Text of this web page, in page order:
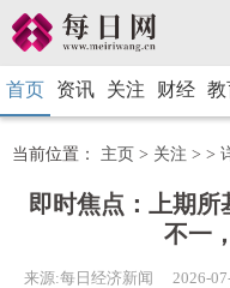
首页 资讯 关注 财经 教
当前位置： 主页 > 关注 > >
即时焦点：上期
不一
来源:每日经济新闻 2026-